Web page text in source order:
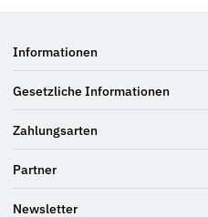
Informationen
Gesetzliche Informationen
Zahlungsarten
Partner
Newsletter